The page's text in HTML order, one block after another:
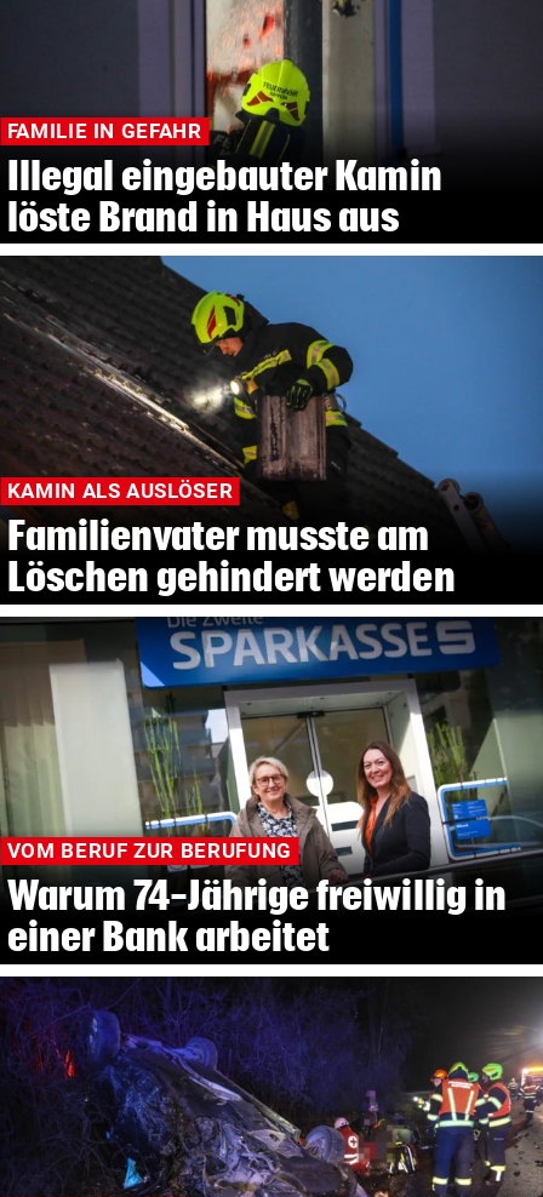
FAMILIE IN GEFAHR
Illegal eingebauter Kamin
löste Brand in Haus aus
KAMIN ALS AUSLÖSER
Familienvater musste am
Löschen gehindert werden
VOM BERUF ZUR BERUFUNG
Warum 74-Jährige freiwillig in
einer Bank arbeitet